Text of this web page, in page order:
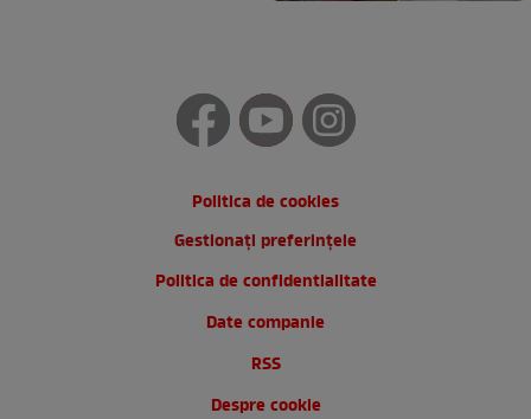
Politica de cookies
Gestionați preferințele
Politica de confidentialitate
Date companie
RSS
Despre cookie